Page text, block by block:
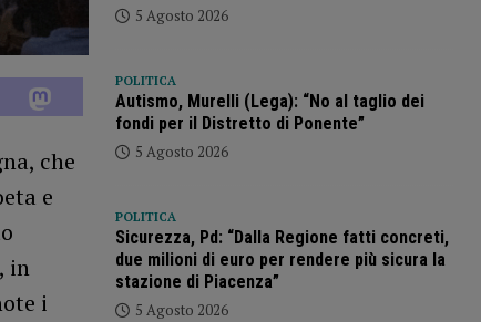
che
e
in
i
5 Agosto 2026
POLITICA
Autismo, Murelli (Lega): “No al taglio dei
fondi per il Distretto di Ponente”
5 Agosto 2026
POLITICA
Sicurezza, Pd: “Dalla Regione fatti concreti,
due milioni di euro per rendere più sicura la
stazione di Piacenza”
5 Agosto 2026